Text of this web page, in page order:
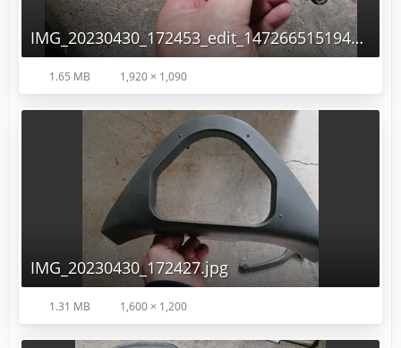
IMG_20230430_172453_edit_147266515194194.jpg
1.65 MB 1,920 × 1,090
IMG_20230430_172427.jpg
1.31 MB 1,600 × 1,200